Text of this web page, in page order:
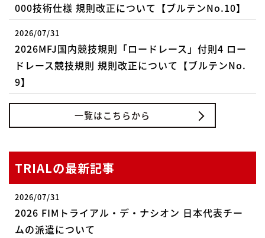
000技術仕様 規則改正について【ブルテンNo.10】
2026/07/31
2026MFJ国内競技規則「ロードレース」付則4 ロー
ドレース競技規則 規則改正について【ブルテンNo.
9】
一覧はこちらから
TRIALの最新記事
2026/07/31
2026 FIMトライアル・デ・ナシオン 日本代表チー
ムの派遣について